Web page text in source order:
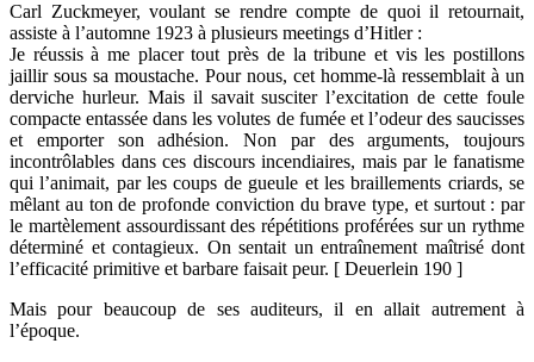
Carl Zuckmeyer, voulant se rendre compte de quoi il retournait,
assiste à l’automne 1923 à plusieurs meetings d’Hitler :
Je réussis à me placer tout près de la tribune et vis les postillons
jaillir sous sa moustache. Pour nous, cet homme-là ressemblait à un
derviche hurleur. Mais il savait susciter l’excitation de cette foule
compacte entassée dans les volutes de fumée et l’odeur des saucisses
et emporter son adhésion. Non par des arguments, toujours
incontrôlables dans ces discours incendiaires, mais par le fanatisme
qui l’animait, par les coups de gueule et les braillements criards, se
mêlant au ton de profonde conviction du brave type, et surtout : par
le martèlement assourdissant des répétitions proférées sur un rythme
déterminé et contagieux. On sentait un entraînement maîtrisé dont
l’efficacité primitive et barbare faisait peur. [ Deuerlein 190 ]
Mais pour beaucoup de ses auditeurs, il en allait autrement à
l’époque.